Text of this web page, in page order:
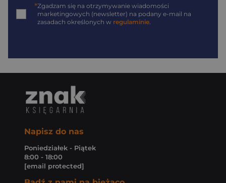
*Zgadzam się na otrzymywanie wiadomości
marketingowych (newsletter) na podany e-mail na
zasadach określonych w regulaminie.
Napisz do nas
Poniedziałek - Piątek
8:00 - 18:00
[email protected]